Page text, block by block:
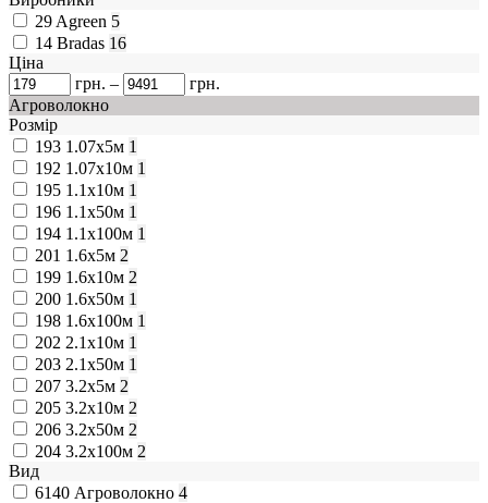
29 Agreen 5
14 Bradas 16
Ціна
грн. –
грн.
Агроволокно
Розмір
193 1.07х5м 1
192 1.07х10м 1
195 1.1х10м 1
196 1.1х50м 1
194 1.1х100м 1
201 1.6х5м 2
199 1.6х10м 2
200 1.6х50м 1
198 1.6х100м 1
202 2.1х10м 1
203 2.1х50м 1
207 3.2х5м 2
205 3.2х10м 2
206 3.2х50м 2
204 3.2х100м 2
Вид
6140 Агроволокно 4